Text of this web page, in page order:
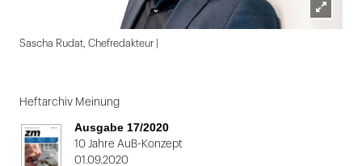
Lightbox
Sascha Rudat, Chefredakteur |
1
von
2
Heftarchiv Meinung
Ausgabe 17/2020
10 Jahre AuB-Konzept
01.09.2020